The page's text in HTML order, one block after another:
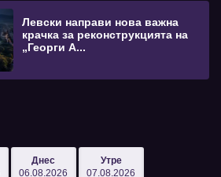
Левски направи нова важна
крачка за реконструкцията на
„Георги А...
Днес
06.08.2026
Утре
07.08.2026